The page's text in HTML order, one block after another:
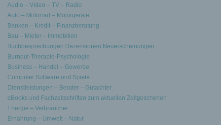
Audio – Video – TV – Radio
Auto – Motorrad – Motorgeräte
Banken – Kredit – Finanzberatung
Bau – Mieter – Immobilien
Buchbesprechungen Rezensionen Neuerscheinungen
Burnout-Therapie-Psychologie
Business – Handel – Gewerbe
Computer Software und Spiele
Dienstleistungen – Berater – Gutachter
eBooks und Fachzeitschriften zum aktuellen Zeitgeschehen
Energie – Verbraucher
Ernährung – Umwelt – Natur